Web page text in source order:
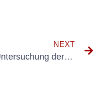
NEXT
Untersuchung der durchschnittlichen Kosten für E-Checks pro Stromkreis in verschiedenen Regionen